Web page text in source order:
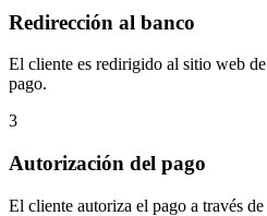
Redirección al banco
El cliente es redirigido al sitio web
pago.
3
Autorización del pago
El cliente autoriza el pago a través de